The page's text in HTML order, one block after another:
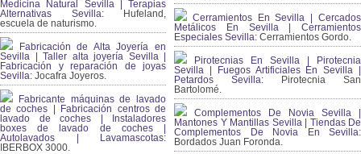
Medicina Natural Sevilla | Terapias
Alternativas Sevilla: Hufeland,
escuela de naturismo.
Fabricación de Alta Joyería en
Sevilla | Taller alta joyería Sevilla |
Fabricación y reparación de joyas
Sevilla: Jocafra Joyeros.
Fabricante máquinas de lavado
de coches | Fabricación centros de
lavado de coches | Instaladores
boxes de lavado de coches |
Autolavados | Lavamascotas:
IBERBOX 3000.
Cerramientos En Sevilla | Cercados
Metálicos En Sevilla | Cerramientos
Especiales Sevilla: Cerramientos Gordo.
Pirotecnias En Sevilla | Pirotecnia
Sevilla | Fuegos Artificiales En Sevilla |
Petardos Sevilla: Pirotecnia San
Bartolomé.
Complementos De Novia Sevilla |
Mantones Y Mantillas Sevilla | Tiendas De
Complementos De Novia En Sevilla:
Bordados Juan Foronda.